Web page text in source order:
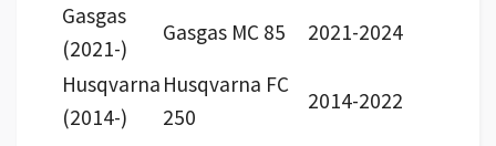
Gasgas
(2021-)
Gasgas MC 85
2021-2024
Husqvarna
(2014-)
Husqvarna FC
250
2014-2022